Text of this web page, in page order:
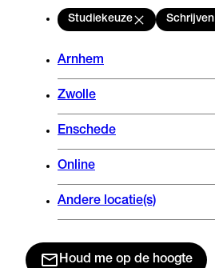
Studiekeuze Schrijven
Arnhem
Zwolle
Enschede
Online
Andere locatie(s)
Houd me op de hoogte